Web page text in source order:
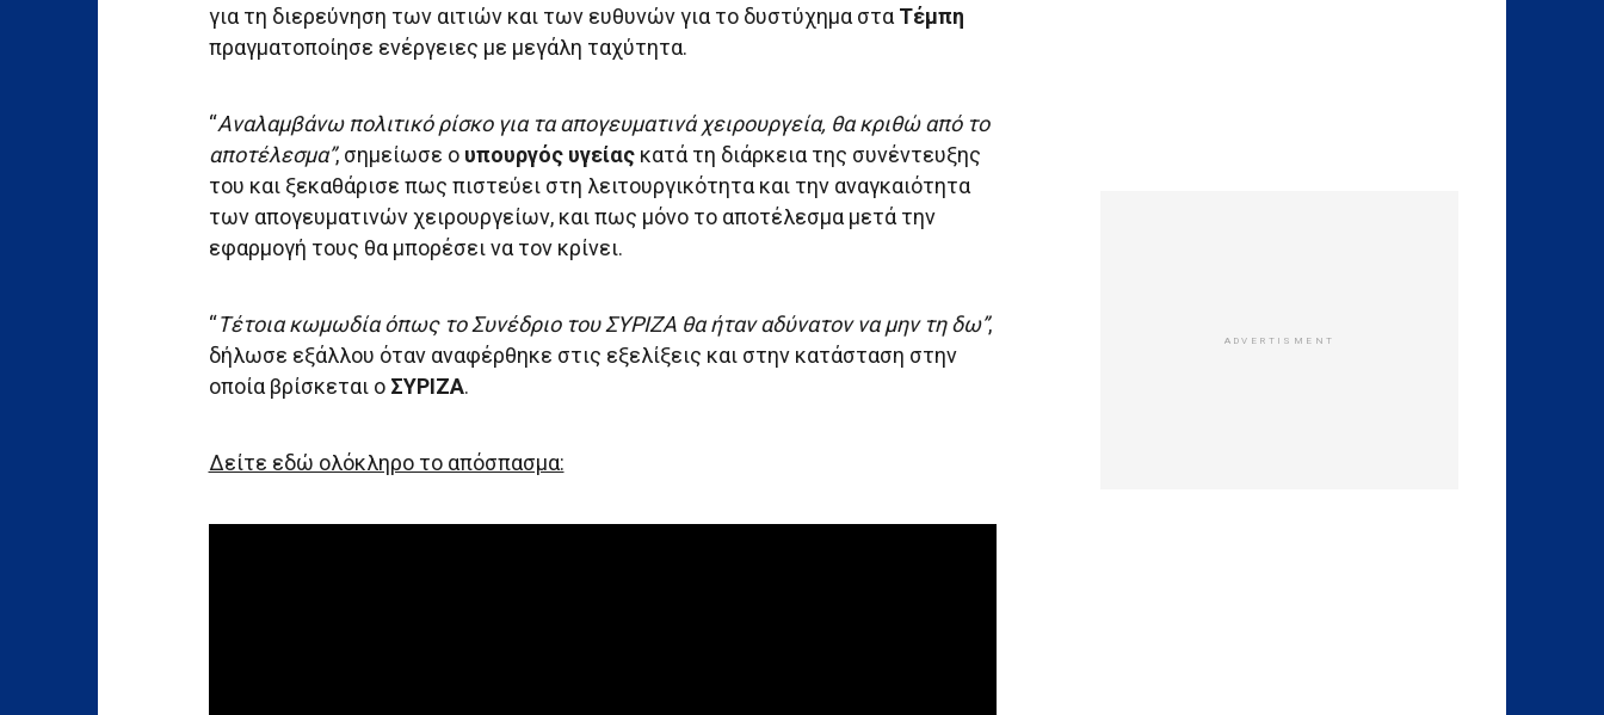
για τη διερεύνηση των αιτιών και των ευθυνών για το δυστύχημα στα Τέμπη
πραγματοποίησε ενέργειες με μεγάλη ταχύτητα.
“Αναλαμβάνω πολιτικό ρίσκο για τα απογευματινά χειρουργεία, θα κριθώ από το
αποτέλεσμα”, σημείωσε ο υπουργός υγείαςκατά τη διάρκεια της συνέντευξης
του και ξεκαθάρισε πως πιστεύει στη λειτουργικότητα και την αναγκαιότητα
των απογευματινών χειρουργείων, και πως μόνο το αποτέλεσμα μετά την
εφαρμογή τους θα μπορέσει να τον κρίνει.
“Τέτοια κωμωδία όπως το Συνέδριο του ΣΥΡΙΖΑ θα ήταν αδύνατον να μην τη δω”,
δήλωσε εξάλλου όταν αναφέρθηκε στις εξελίξεις και στην κατάσταση στην
οποία βρίσκεται ο ΣΥΡΙΖΑ.
Δείτε εδώ ολόκληρο το απόσπασμα: